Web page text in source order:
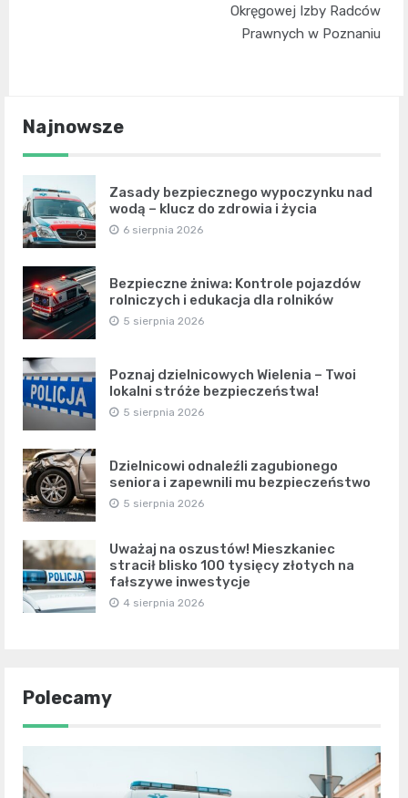
Okręgowej Izby Radców
Prawnych w Poznaniu
Najnowsze
Zasady bezpiecznego wypoczynku nad
wodą – klucz do zdrowia i życia
6 sierpnia 2026
Bezpieczne żniwa: Kontrole pojazdów
rolniczych i edukacja dla rolników
5 sierpnia 2026
Poznaj dzielnicowych Wielenia – Twoi
lokalni stróże bezpieczeństwa!
5 sierpnia 2026
Dzielnicowi odnaleźli zagubionego
seniora i zapewnili mu bezpieczeństwo
5 sierpnia 2026
Uważaj na oszustów! Mieszkaniec
stracił blisko 100 tysięcy złotych na
fałszywe inwestycje
4 sierpnia 2026
Polecamy